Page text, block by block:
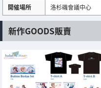
開催場所
洛杉磯會議中心
新作GOODS販賣